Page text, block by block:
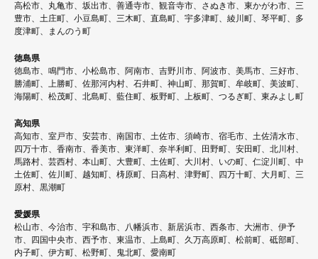
高松市、丸亀市、坂出市、善通寺市、観音寺市、さぬき市、東かがわ市、三
豊市、土庄町、小豆島町、三木町、直島町、宇多津町、綾川町、琴平町、多
度津町、まんのう町
徳島県
徳島市、鳴門市、小松島市、阿南市、吉野川市、阿波市、美馬市、三好市、
勝浦町、上勝町、佐那河内村、石井町、神山町、那賀町、牟岐町、美波町、
海陽町、松茂町、北島町、藍住町、板野町、上板町、つるぎ町、東みよし町
高知県
高知市、室戸市、安芸市、南国市、土佐市、須崎市、宿毛市、土佐清水市、
四万十市、香南市、香美市、東洋町、奈半利町、田野町、安田町、北川村、
馬路村、芸西村、本山町、大豊町、土佐町、大川村、いの町、仁淀川町、中
土佐町、佐川町、越知町、梼原町、日高村、津野町、四万十町、大月町、三
原村、黒潮町
愛媛県
松山市、今治市、宇和島市、八幡浜市、新居浜市、西条市、大洲市、伊予
市、四国中央市、西予市、東温市、上島町、久万高原町、松前町、砥部町、
内子町、伊方町、松野町、鬼北町、愛南町